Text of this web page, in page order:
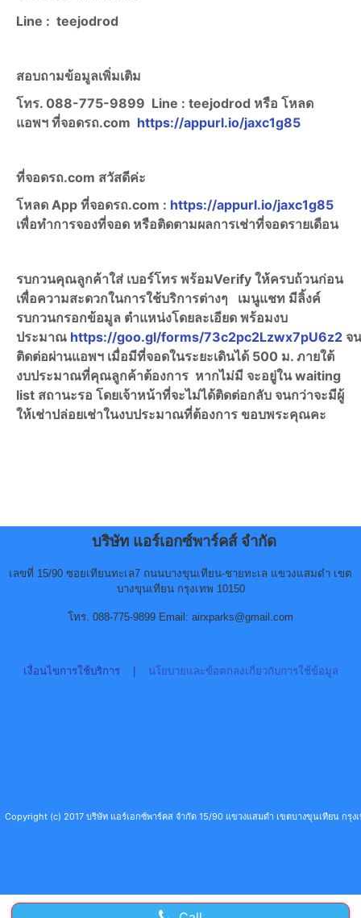
Line : teejodrod
สอบถามข้อมูลเพิ่มเติม
โทร. 088-775-9899 Line : teejodrod หรือ โหลด
แอพฯ ที่จอดรถ.com https://appurl.io/jaxc1g85
ที่จอดรถ.com สวัสดีค่ะ
โหลด App ที่จอดรถ.com : https://appurl.io/jaxc1g85
เพื่อทำการจองที่จอด หรือติดตามผลการเช่าที่จอดรายเดือน
รบกวนคุณลูกค้าใส่ เบอร์โทร พร้อมVerify ให้ครบถ้วนก่อน
เพื่อความสะดวกในการใช้บริการต่างๆ เมนูแชท มีลิ้งค์
รบกวนกรอกข้อมูล ตำแหน่งโดยละเอียด พร้อมงบ
ประมาณ https://goo.gl/forms/73c2pc2Lzwx7pU6z2 จ
ติดต่อผ่านแอพฯ เมื่อมีที่จอดในระยะเดินได้ 500 ม. ภายใต้
งบประมาณที่คุณลูกค้าต้องการ หากไม่มี จะอยู่ใน waiting
list สถานะรอ โดยเจ้าหน้าที่จะไม่ได้ติดต่อกลับ จนกว่าจะมีผู้
ให้เช่าปล่อยเช่าในงบประมาณที่ต้องการ ขอบพระคุณคะ
บริษัท แอร์เอกซ์พาร์คส์ จำกัด
เลขที่ 15/90 ซอยเทียนทะเล7 ถนนบางขุนเทียน-ชายทะเล แขวงแสมดำ เขต
บางขุนเทียน กรุงเทพ 10150
โทร. 088-775-9899 Email: airxparks@gmail.com
เงื่อนไขการใช้บริการ| นโยบายและข้อตกลงเกี่ยวกับการใช้ข้อมูล
Copyright (c) 2017 บริษัท แอร์เอกซ์พาร์คส จำกัด 15/90 แขวงแสมดำ เขตบางขุนเทียน กรุ